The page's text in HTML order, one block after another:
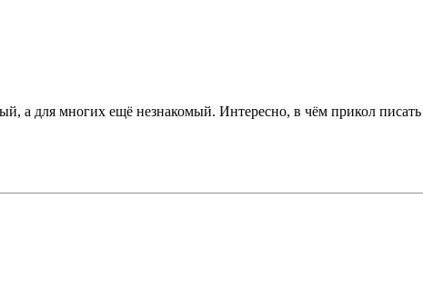
а для многих ещё незнакомый. Интересно, в чём прикол